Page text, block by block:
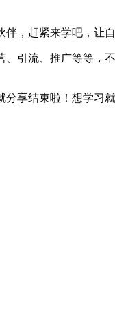
，赶紧来学吧，让
引流、推广等等，
分享结束啦！想学习